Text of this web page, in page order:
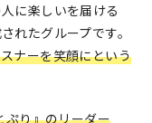
に楽しいを届ける
れたグループです。
ナーを笑顔にという
ぷり』のリーダー